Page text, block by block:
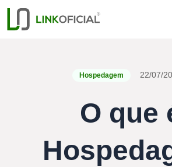
Hospedagem 22/07/
O que